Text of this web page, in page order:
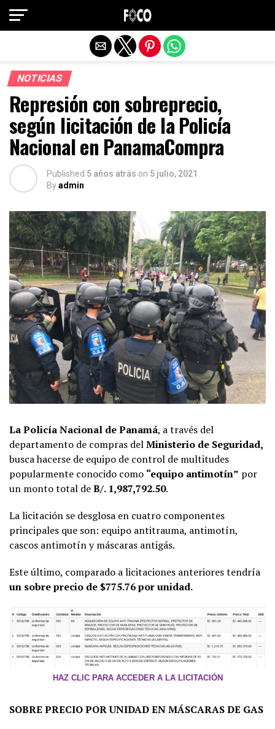
NOTICIAS
Represión con sobreprecio,
según licitación de la Policía
Nacional en PanamaCompra
Published 5 años atrás on 5 julio, 2021
Byadmin
La Policía Nacional de Panamá, a través del
departamento de compras delMinisterio de Seguridad,
busca hacerse de equipo de control de multitudes
popularmente conocido como “equipo antimotín” por
un monto total deB/. 1,987,792.50.
La licitación se desglosa en cuatro componentes
principales que son: equipo antitrauma, antimotín,
cascos antimotín y máscaras antigás.
Este último, comparado a licitaciones anteriores tendría
un sobre precio de $775.76 por unidad.
HAZ CLIC PARA ACCEDER A LA LICITACIÓN
SOBRE PRECIO POR UNIDAD EN MÁSCARAS DE GAS
Salir de la versión móvil